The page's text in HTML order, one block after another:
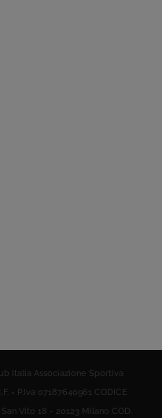
Italia Associazione Sportiva
P.Iva 07187640961 CODICE
Vito 18 - 20123 Milano COD.